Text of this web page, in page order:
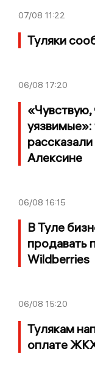
07/08 11:22
Туляки
06/08 17:20
Алексине
06/08 16:15
В Туле
продавать
Wildberries
06/08 15:20
Тулякам
оплате